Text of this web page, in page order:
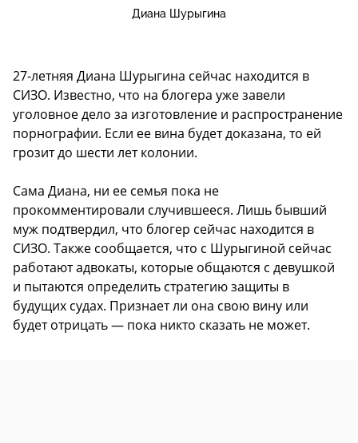
Диана Шурыгина
27-летняя Диана Шурыгина сейчас находится в
СИЗО. Известно, что на блогера уже завели
уголовное дело за изготовление и распространение
порнографии. Если ее вина будет доказана, то ей
грозит до шести лет колонии.
Сама Диана, ни ее семья пока не
прокомментировали случившееся. Лишь бывший
муж подтвердил, что блогер сейчас находится в
СИЗО. Также сообщается, что с Шурыгиной сейчас
работают адвокаты, которые общаются с девушкой
и пытаются определить стратегию защиты в
будущих судах. Признает ли она свою вину или
будет отрицать — пока никто сказать не может.